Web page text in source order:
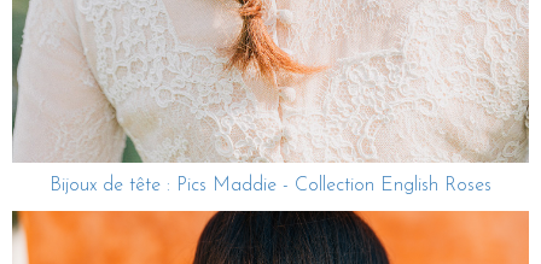
Bijoux de tête : Pics Maddie - Collection English Roses